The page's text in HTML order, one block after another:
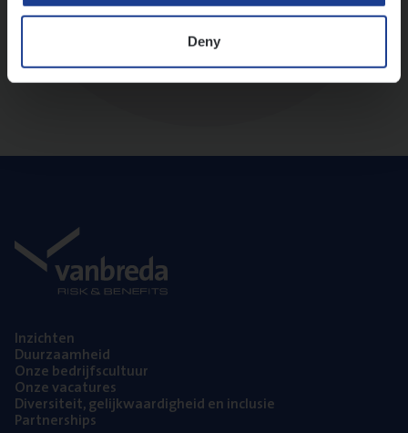
Deny
Inzich­ten
Duur­zaam­heid
Onze bedrijfs­cul­tuur
Onze vaca­tu­res
Diver­si­teit, gelijk­waar­dig­heid en inclusie
Part­ner­ships